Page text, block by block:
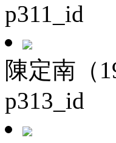
p311_id
陳定南（
p313_id